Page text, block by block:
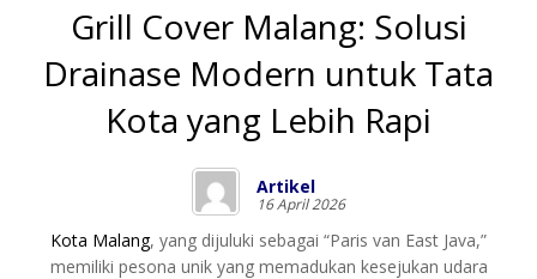
Grill Cover Malang: Solusi
Drainase Modern untuk Tata
Kota yang Lebih Rapi
Artikel
16 April 2026
Kota Malang, yang dijuluki sebagai “Paris van East Java,”
memiliki pesona unik yang memadukan kesejukan udara